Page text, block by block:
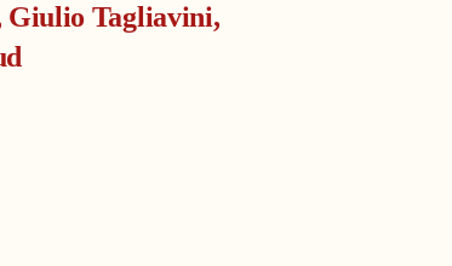
Giulio Tagliavini,